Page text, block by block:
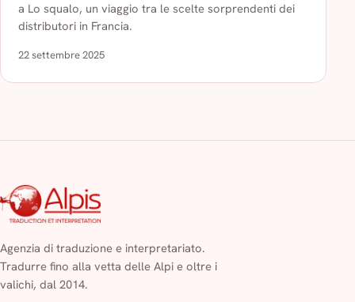
a Lo squalo, un viaggio tra le scelte sorprendenti dei
distributori in Francia.
22 settembre 2025
Agenzia di traduzione e interpretariato.
Tradurre fino alla vetta delle Alpi e oltre i
valichi, dal 2014.